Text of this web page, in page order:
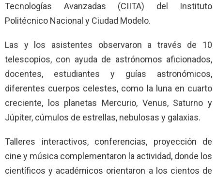
Tecnologías Avanzadas (CIITA) del Instituto
Politécnico Nacional y Ciudad Modelo.
Las y los asistentes observaron a través de 10
telescopios, con ayuda de astrónomos aficionados,
docentes, estudiantes y guías astronómicos,
diferentes cuerpos celestes, como la luna en cuarto
creciente, los planetas Mercurio, Venus, Saturno y
Júpiter, cúmulos de estrellas, nebulosas y galaxias.
Talleres interactivos, conferencias, proyección de
cine y música complementaron la actividad, donde los
científicos y académicos orientaron a los cientos de